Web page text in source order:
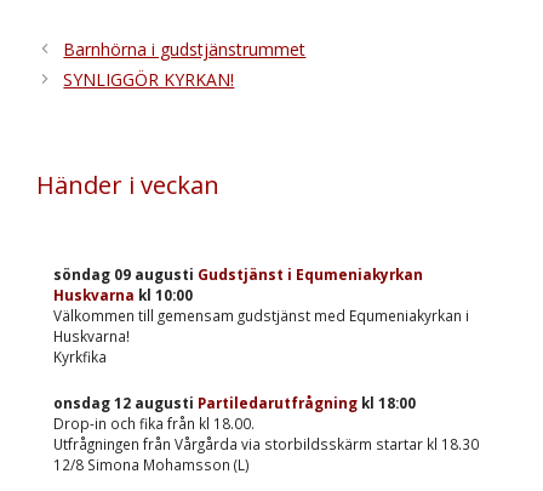
Barnhörna i gudstjänstrummet
SYNLIGGÖR KYRKAN!
Händer i veckan
söndag 09 augusti Gudstjänst i Equmeniakyrkan
Huskvarna kl 10:00
Välkommen till gemensam gudstjänst med Equmeniakyrkan i
Huskvarna!
Kyrkfika
onsdag 12 augusti Partiledarutfrågning kl 18:00
Drop-in och fika från kl 18.00.
Utfrågningen från Vårgårda via storbildsskärm startar kl 18.30
12/8 Simona Mohamsson (L)